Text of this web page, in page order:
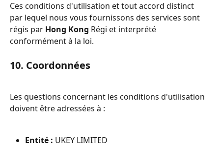
Ces conditions d'utilisation et tout accord distinct
par lequel nous vous fournissons des services sont
régis par Hong Kong Régi et interprété
conformément à la loi.
10. Coordonnées
Les questions concernant les conditions d'utilisation
doivent être adressées à :
Entité : UKEY LIMITED